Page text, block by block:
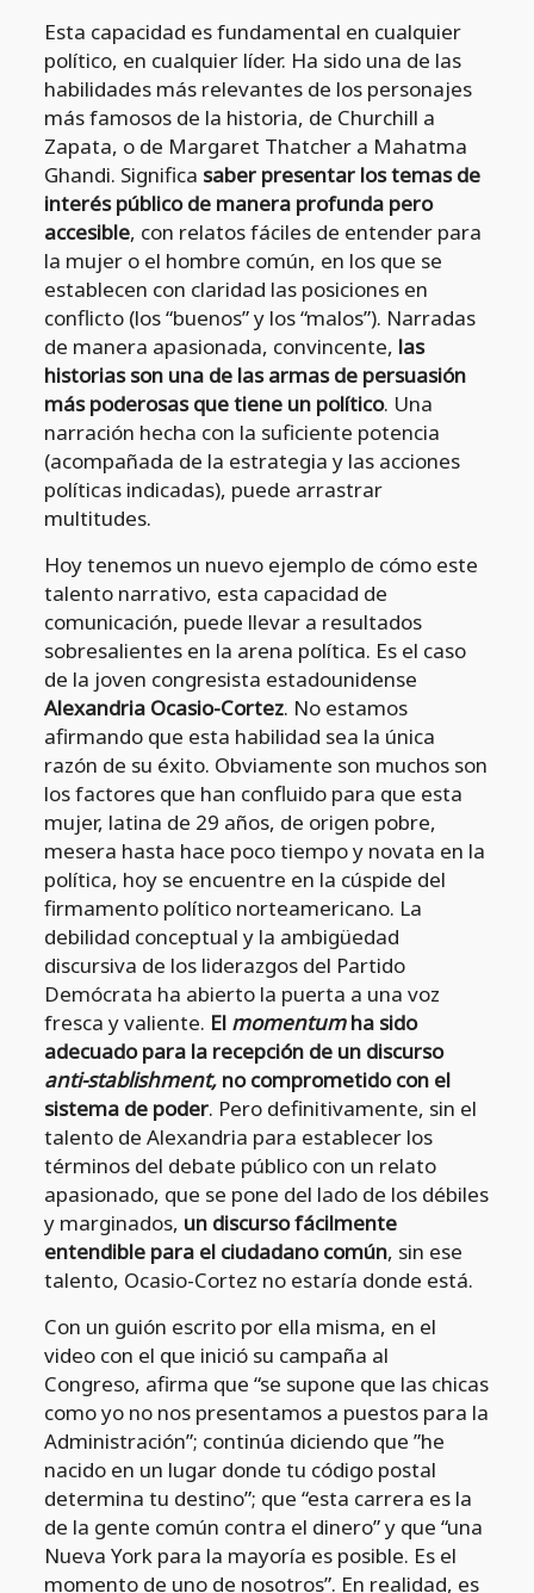
Esta capacidad es fundamental en cualquier
político, en cualquier líder. Ha sido una de las
habilidades más relevantes de los personajes
más famosos de la historia, de Churchill a
Zapata, o de Margaret Thatcher a Mahatma
Ghandi. Significa saber presentar los temas de
interés público de manera profunda pero
accesible, con relatos fáciles de entender para
la mujer o el hombre común, en los que se
establecen con claridad las posiciones en
conflicto (los “buenos” y los “malos”). Narradas
de manera apasionada, convincente, las
historias son una de las armas de persuasión
más poderosas que tiene un político. Una
narración hecha con la suficiente potencia
(acompañada de la estrategia y las acciones
políticas indicadas), puede arrastrar
multitudes.
Hoy tenemos un nuevo ejemplo de cómo este
talento narrativo, esta capacidad de
comunicación, puede llevar a resultados
sobresalientes en la arena política. Es el caso
de la joven congresista estadounidense
Alexandria Ocasio-Cortez. No estamos
afirmando que esta habilidad sea la única
razón de su éxito. Obviamente son muchos son
los factores que han confluido para que esta
mujer, latina de 29 años, de origen pobre,
mesera hasta hace poco tiempo y novata en la
política, hoy se encuentre en la cúspide del
firmamento político norteamericano. La
debilidad conceptual y la ambigüedad
discursiva de los liderazgos del Partido
Demócrata ha abierto la puerta a una voz
fresca y valiente. El momentumha sido
adecuado para la recepción de un discurso
anti-stablishment, no comprometido con el
sistema de poder. Pero definitivamente, sin el
talento de Alexandria para establecer los
términos del debate público con un relato
apasionado, que se pone del lado de los débiles
y marginados, un discurso fácilmente
entendible para el ciudadano común, sin ese
talento, Ocasio-Cortez no estaría donde está.
Con un guión escrito por ella misma, en el
video con el que inició su campaña al
Congreso, afirma que “se supone que las chicas
como yo no nos presentamos a puestos para la
Administración”; continúa diciendo que ”he
nacido en un lugar donde tu código postal
determina tu destino”; que “esta carrera es la
de la gente común contra el dinero” y que “una
Nueva York para la mayoría es posible. Es el
momento de uno de nosotros”. En realidad, es